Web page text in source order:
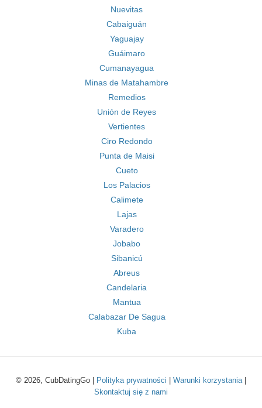
Nuevitas
Cabaiguán
Yaguajay
Guáimaro
Cumanayagua
Minas de Matahambre
Remedios
Unión de Reyes
Vertientes
Ciro Redondo
Punta de Maisi
Cueto
Los Palacios
Calimete
Lajas
Varadero
Jobabo
Sibanicú
Abreus
Candelaria
Mantua
Calabazar De Sagua
Kuba
© 2026, CubDatingGo | Polityka prywatności Warunki korzystania|
Skontaktuj się z nami